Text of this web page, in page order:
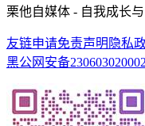
栗他自媒体 - 自我成长
友链申请免责声明 隐私
黑公网安备